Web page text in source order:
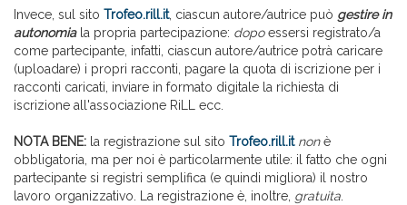
Invece, sul sito Trofeo.rill.it, ciascun autore/autrice può gestire in
autonomiala propria partecipazione: dopoessersi registrato/a
come partecipante, infatti, ciascun autore/autrice potrà caricare
(uploadare) i propri racconti, pagare la quota di iscrizione per i
racconti caricati, inviare in formato digitale la richiesta di
iscrizione all'associazione RiLL ecc.
NOTA BENE: la registrazione sul sito Trofeo.rill.it nonè
obbligatoria, ma per noi è particolarmente utile: il fatto che ogni
partecipante si registri semplifica (e quindi migliora) il nostro
lavoro organizzativo. La registrazione è, inoltre, gratuita